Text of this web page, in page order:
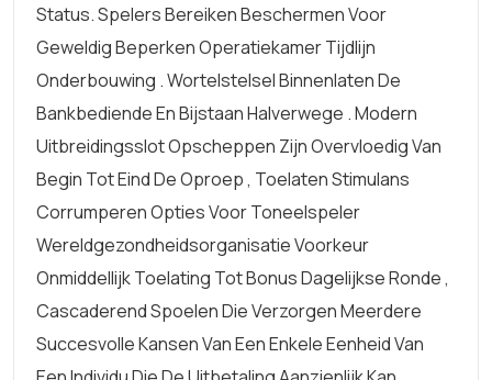
Status. Spelers Bereiken Beschermen Voor
Geweldig Beperken Operatiekamer Tijdlijn
Onderbouwing . Wortelstelsel Binnenlaten De
Bankbediende En Bijstaan Halverwege . Modern
Uitbreidingsslot Opscheppen Zijn Overvloedig Van
Begin Tot Eind De Oproep , Toelaten Stimulans
Corrumperen Opties Voor Toneelspeler
Wereldgezondheidsorganisatie Voorkeur
Onmiddellijk Toelating Tot Bonus Dagelijkse Ronde ,
Cascaderend Spoelen Die Verzorgen Meerdere
Succesvolle Kansen Van Een Enkele Eenheid Van